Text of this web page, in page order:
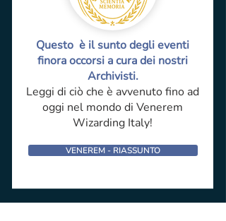
Questo è il sunto degli eventi
finora occorsi a cura dei nostri
Archivisti.
Leggi di ciò che è avvenuto fino ad
oggi nel mondo di Venerem
Wizarding Italy!
VENEREM - RIASSUNTO